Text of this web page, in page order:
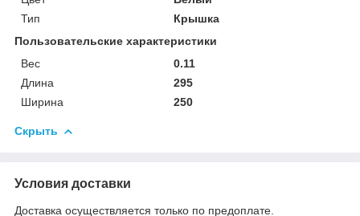
Тип
Крышка
Пользовательские характеристики
Вес
0.11
Длина
295
Ширина
250
Скрыть
Условия доставки
Доставка осуществляется только по предоплате.